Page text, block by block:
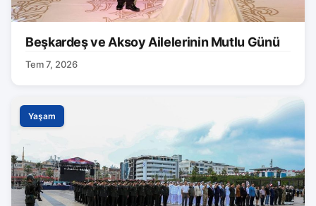
Beşkardeş ve Aksoy Ailelerinin Mutlu Günü
Tem 7, 2026
Yaşam